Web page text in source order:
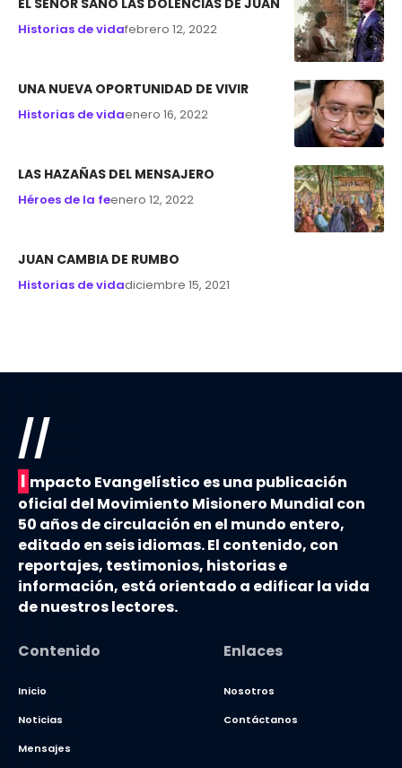
Historias de vidafebrero 12, 2022
UNA NUEVA OPORTUNIDAD DE VIVIR
Historias de vidaenero 16, 2022
LAS HAZAÑAS DEL MENSAJERO
Héroes de la feenero 12, 2022
JUAN CAMBIA DE RUMBO
Historias de vidadiciembre 15, 2021
//
I mpacto Evangelístico es una publicación
oficial del Movimiento Misionero Mundial con
50 años de circulación en el mundo entero,
editado en seis idiomas. El contenido, con
reportajes, testimonios, historias e
información, está orientado a edificar la vida
de nuestros lectores.
Contenido
Inicio
Noticias
Mensajes
Enlaces
Nosotros
Contáctanos